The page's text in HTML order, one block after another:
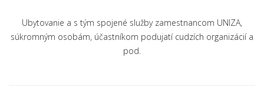
Ubytovanie a s tým spojené služby zamestnancom UNIZA,
súkromným osobám, účastníkom podujatí cudzích organizácií a
pod.